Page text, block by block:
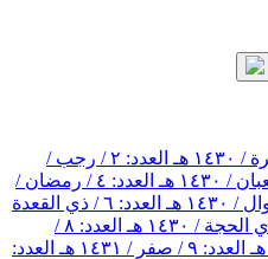
العدد: ٢ / رجب /
العدد: ٤ / رمضان /
العدد: ٦ / ذي القعدة
العدد: ٨ /
العدد: ٩ / صفر / ١٤٣١ هـ
العدد: